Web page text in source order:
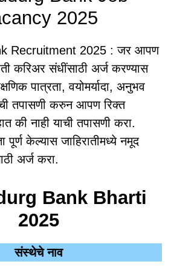
2025
Recruitment 2025 : जर आपण
करिअर संधींसाठी अर्ज करण्यास
पात्रता, वयोमर्यादा, अनुभव
तपासणी करुन आपण रिक्त
की नाही याची तपासणी करा.
केल्यास जाहिरातीमध्ये नमूद
अर्ज करा.
Bank Bharti
2025
संस्थेचे नाव